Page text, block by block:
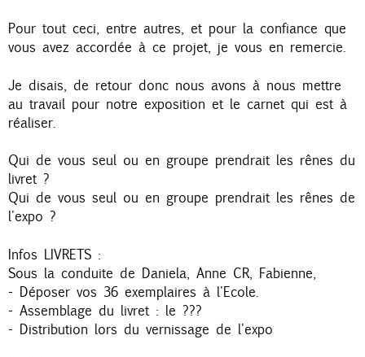
Pour tout ceci, entre autres, et pour la confiance que
vous avez accordée à ce projet, je vous en remercie.
Je disais, de retour donc nous avons à nous mettre
au travail pour notre exposition et le carnet qui est à
réaliser.
Qui de vous seul ou en groupe prendrait les rênes du
livret ?
Qui de vous seul ou en groupe prendrait les rênes de
l'expo ?
Infos LIVRETS :
Sous la conduite de Daniela, Anne CR, Fabienne,
- Déposer vos 36 exemplaires à l'Ecole.
- Assemblage du livret : le ???
- Distribution lors du vernissage de l'expo